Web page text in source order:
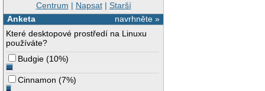
Centrum | Napsat| Starší
navrhněte »
Anketa
Které desktopové prostředí na Linuxu
používáte?
Budgie (10%)
Cinnamon (7%)